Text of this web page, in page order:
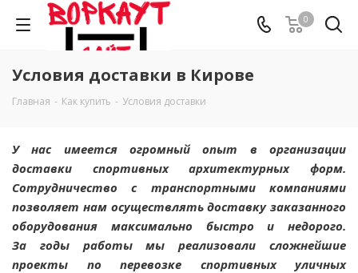
0
Условия доставки в Кирове
Главная - Как купить - Условия доставки
У нас имеется огромный опыт в организации
доставки спортивных архитектурных форм.
Сотрудничество с транспортными компаниями
позволяет нам осуществлять доставку заказанного
оборудования максимально быстро и недорого.
За годы работы мы реализовали сложнейшие
проекты по перевозке спортивных уличных